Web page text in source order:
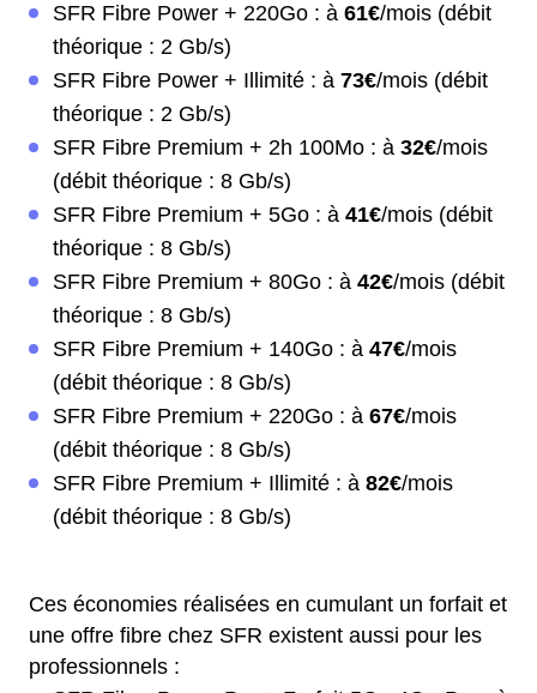
SFR Fibre Power + 220Go : à 61€/mois (débit
théorique : 2 Gb/s)
SFR Fibre Power + Illimité : à 73€/mois (débit
théorique : 2 Gb/s)
SFR Fibre Premium + 2h 100Mo : à 32€/mois
(débit théorique : 8 Gb/s)
SFR Fibre Premium + 5Go : à 41€/mois (débit
théorique : 8 Gb/s)
SFR Fibre Premium + 80Go : à 42€/mois (débit
théorique : 8 Gb/s)
SFR Fibre Premium + 140Go : à 47€/mois
(débit théorique : 8 Gb/s)
SFR Fibre Premium + 220Go : à 67€/mois
(débit théorique : 8 Gb/s)
SFR Fibre Premium + Illimité : à 82€/mois
(débit théorique : 8 Gb/s)
Ces économies réalisées en cumulant un forfait et
une offre fibre chez SFR existent aussi pour les
professionnels :